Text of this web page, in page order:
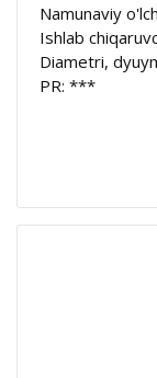
Namunaviy
Ishlab
Diametri,
PR: ***